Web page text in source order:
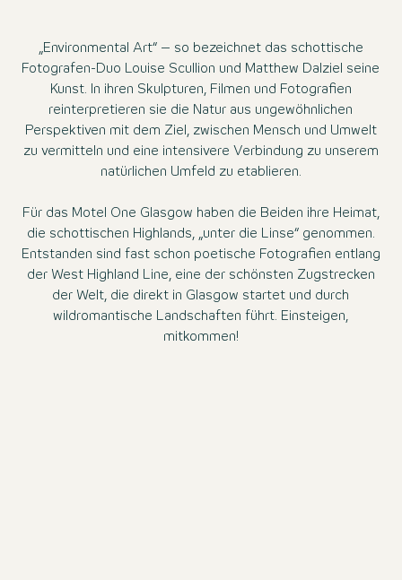
„Environmental Art“ – so bezeichnet das schottische
Fotografen-Duo Louise Scullion und Matthew Dalziel seine
Kunst. In ihren Skulpturen, Filmen und Fotografien
reinterpretieren sie die Natur aus ungewöhnlichen
Perspektiven mit dem Ziel, zwischen Mensch und Umwelt
zu vermitteln und eine intensivere Verbindung zu unserem
natürlichen Umfeld zu etablieren.
Für das Motel One Glasgow haben die Beiden ihre Heimat,
die schottischen Highlands, „unter die Linse“ genommen.
Entstanden sind fast schon poetische Fotografien entlang
der West Highland Line, eine der schönsten Zugstrecken
der Welt, die direkt in Glasgow startet und durch
wildromantische Landschaften führt. Einsteigen,
mitkommen!